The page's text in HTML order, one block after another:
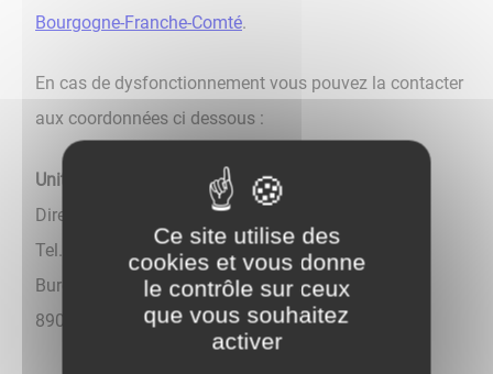
Bourgogne-Franche-Comté.
En cas de dysfonctionnement vous pouvez la contacter
aux coordonnées ci dessous :
Unité territoriale de l'Yonne
Direction des Mobilités et des Infrastructures
Tel. 03 80 44 40 50
Bureaux : 6 bis rue Paul Doumer - CS 90320
89005 AUXERRE CEDEX
Ce site utilise des
cookies et vous donne
le contrôle sur ceux
que vous souhaitez
activer